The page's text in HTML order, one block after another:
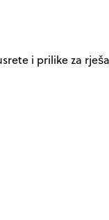
i prilike za